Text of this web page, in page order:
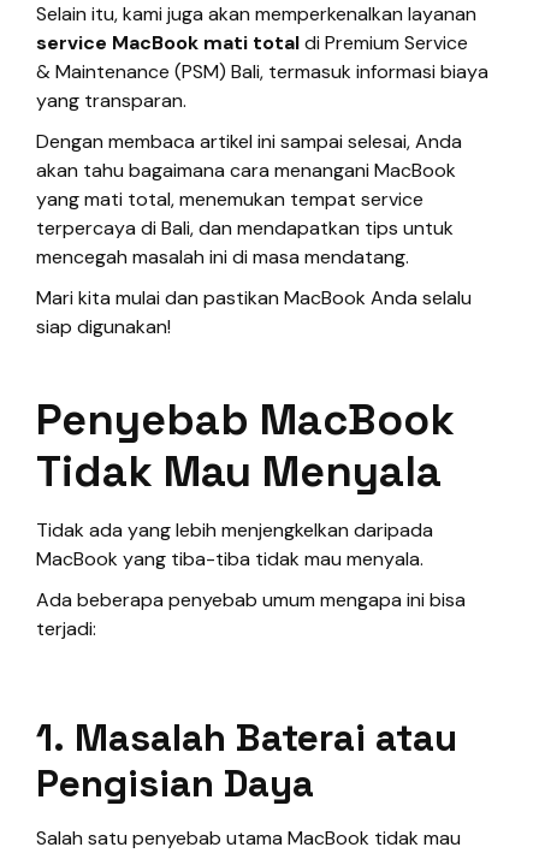
Selain itu, kami juga akan memperkenalkan layanan
service MacBook mati totaldi Premium Service
& Maintenance (PSM) Bali, termasuk informasi biaya
yang transparan.
Dengan membaca artikel ini sampai selesai, Anda
akan tahu bagaimana cara menangani MacBook
yang mati total, menemukan tempat service
terpercaya di Bali, dan mendapatkan tips untuk
mencegah masalah ini di masa mendatang.
Mari kita mulai dan pastikan MacBook Anda selalu
siap digunakan!
Penyebab MacBook
Tidak Mau Menyala
Tidak ada yang lebih menjengkelkan daripada
MacBook yang tiba-tiba tidak mau menyala.
Ada beberapa penyebab umum mengapa ini bisa
terjadi:
1. Masalah Baterai atau
Pengisian Daya
Salah satu penyebab utama MacBook tidak mau